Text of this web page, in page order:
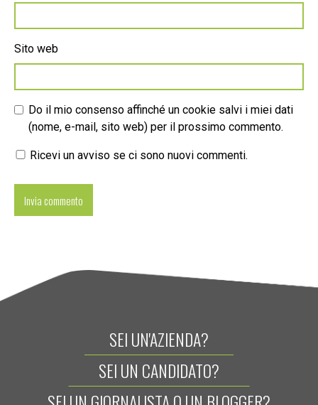
Sito web
Do il mio consenso affinché un cookie salvi i miei dati
(nome, e-mail, sito web) per il prossimo commento.
Ricevi un avviso se ci sono nuovi commenti.
SEI UN'AZIENDA?
SEI UN CANDIDATO?